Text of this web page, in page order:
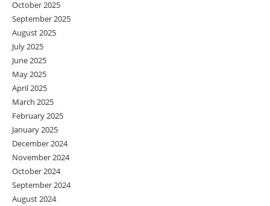
October 2025
September 2025
August 2025
July 2025
June 2025
May 2025
April 2025
March 2025
February 2025
January 2025
December 2024
November 2024
October 2024
September 2024
August 2024